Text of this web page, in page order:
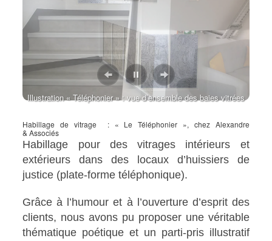
Illustration « Téléphonier » : vue d’ensemble des baies vitrées
Illustration « Téléphonier » : vue d’ensemble des baies vitrées
Habillage de vitrage : « Le Téléphonier », chez Alexandre
& Associés
Habillage pour des vitrages intérieurs et
extérieurs dans des locaux d’huissiers de
justice (plate-forme téléphonique).
Grâce à l’humour et à l’ouverture d’esprit des
clients, nous avons pu proposer une véritable
thématique poétique et un parti-pris illustratif